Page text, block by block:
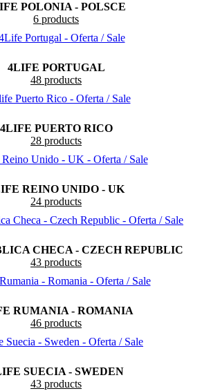
POLONIA - POLSCE
6 products
4LIFE PORTUGAL
48 products
4LIFE PUERTO RICO
28 products
REINO UNIDO - UK
24 products
CHECA - CZECH REPUBLIC
43 products
RUMANIA - ROMANIA
46 products
SUECIA - SWEDEN
43 products